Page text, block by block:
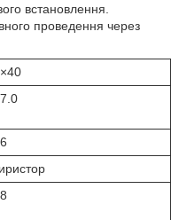
встановлення.
проведення через